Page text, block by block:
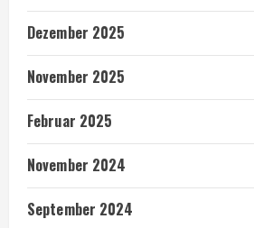
Dezember 2025
November 2025
Februar 2025
November 2024
September 2024